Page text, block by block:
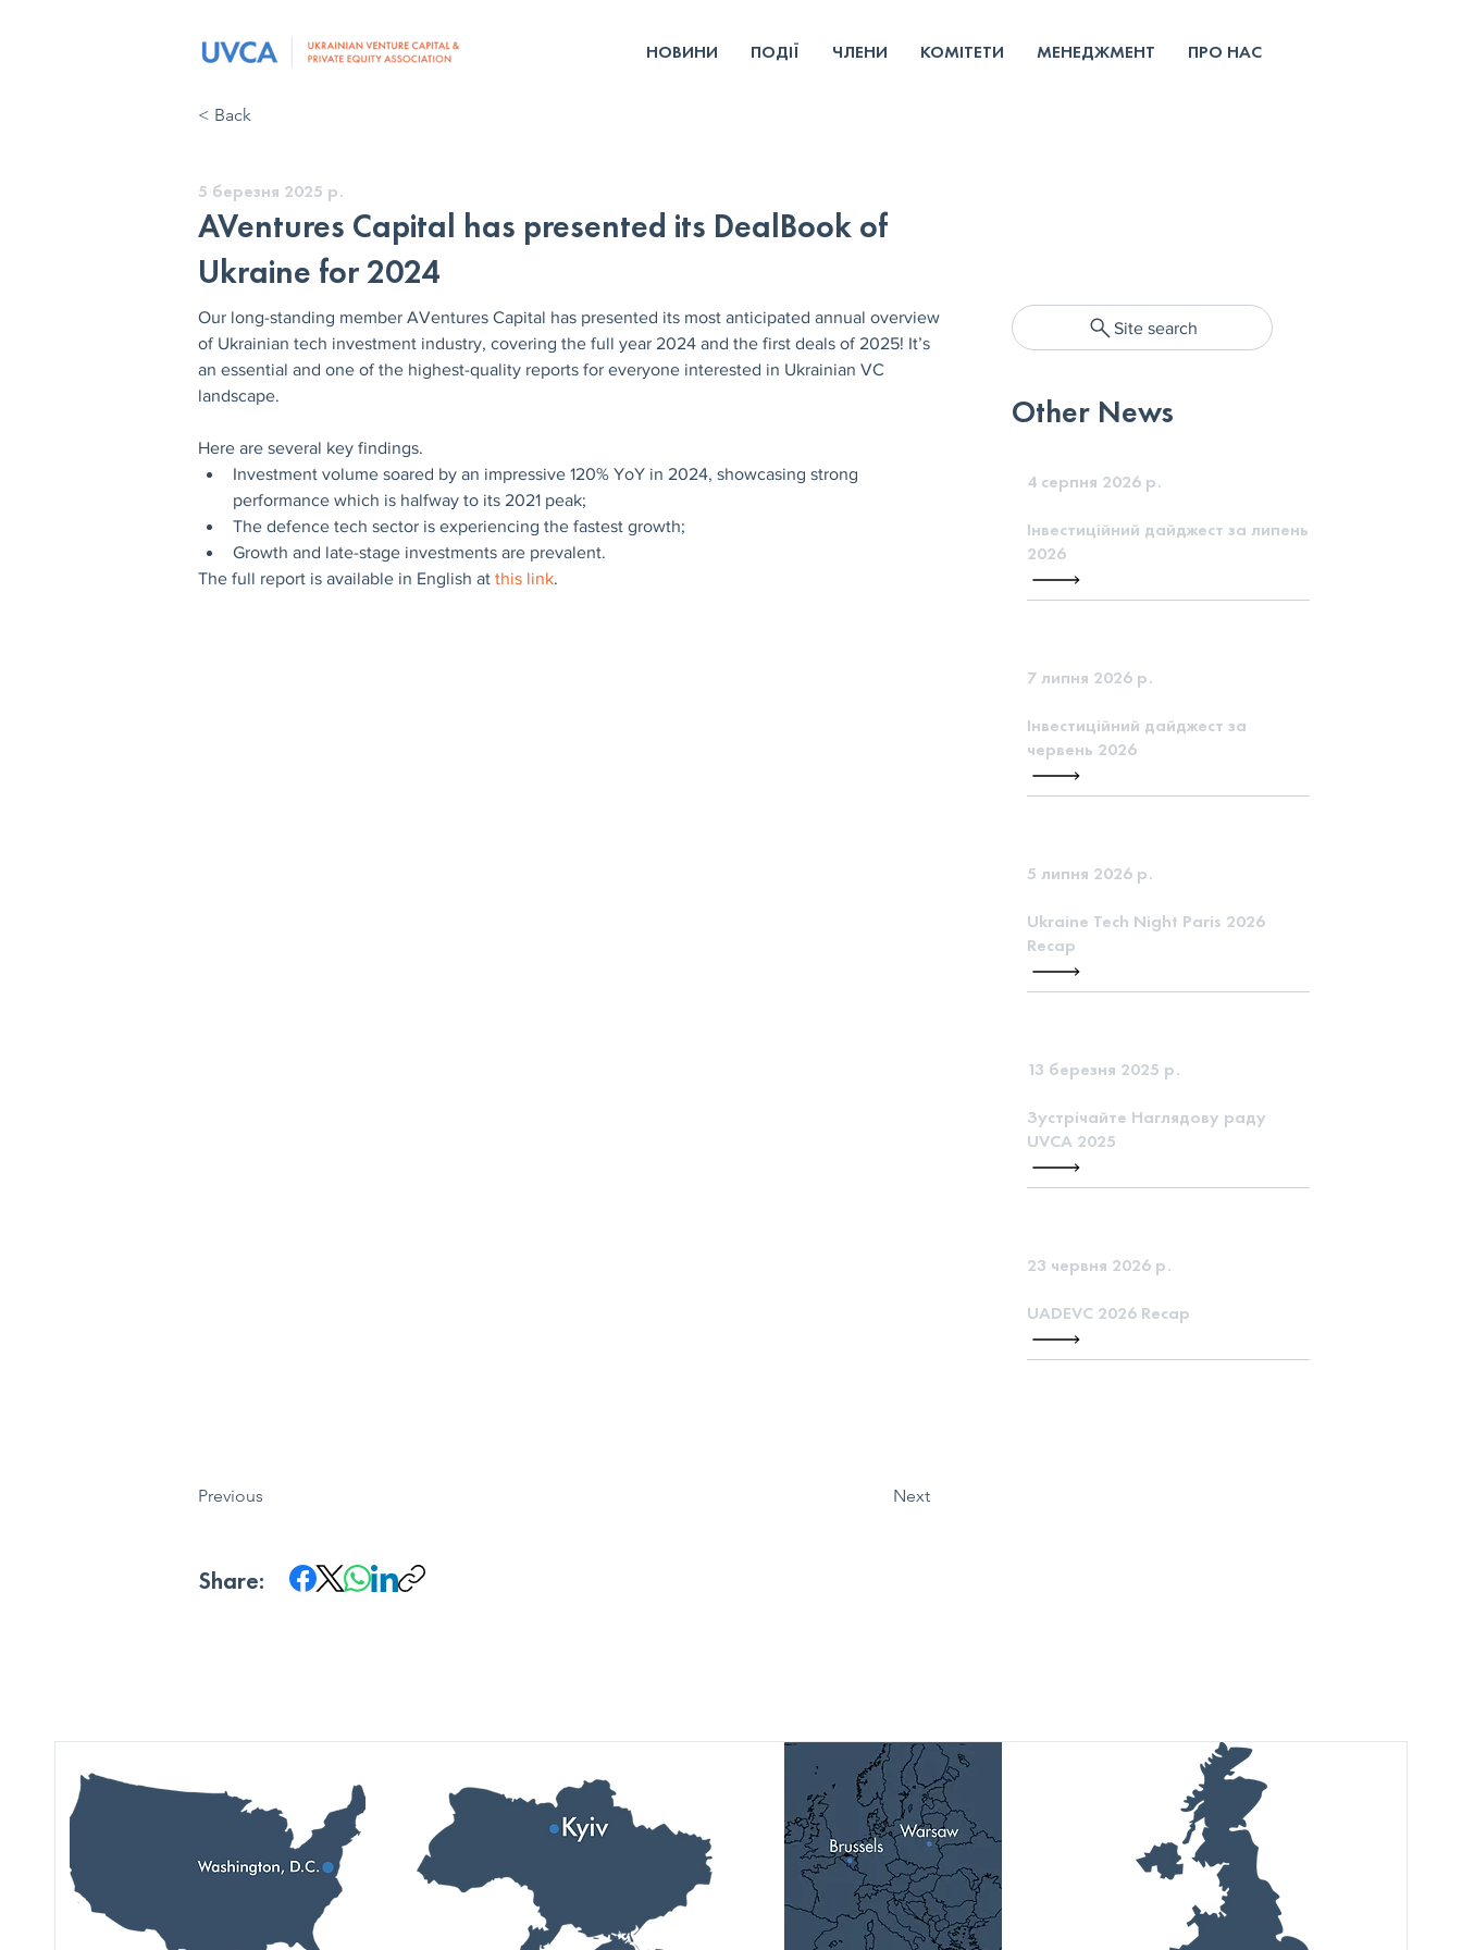
НОВИНИ ПОДІЇ ЧЛЕНИ КОМІТЕТИ МЕНЕДЖМЕНТ ПРО НАС
< Back
5 березня 2025 р.
AVentures Capital has presented its DealBook of
Ukraine for 2024
Site search
Other News
4 серпня 2026 р.
Інвестиційний дайджест за липень
2026
7 липня 2026 р.
Інвестиційний дайджест за
червень 2026
5 липня 2026 р.
Ukraine Tech Night Paris 2026
Recap
13 березня 2025 р.
Зустрічайте Наглядову раду
UVCA 2025
23 червня 2026 р.
UADEVC 2026 Recap
Our long-standing member AVentures Capital has presented its most anticipated annual overview
of Ukrainian tech investment industry, covering the full year 2024 and the first deals of 2025! It’s
an essential and one of the highest-quality reports for everyone interested in Ukrainian VC
landscape.
Here are several key findings.
Investment volume soared by an impressive 120% YoY in 2024, showcasing strong
performance which is halfway to its 2021 peak;
The defence tech sector is experiencing the fastest growth;
Growth and late-stage investments are prevalent.
The full report is available in English at this link.
Previous
Share:
Next